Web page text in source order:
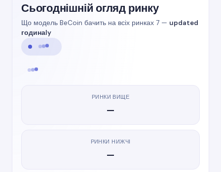
Сьогоднішній огляд ринку
Що модель BeCoin бачить на всіх ринках 7 — updated
годинаly
РИНКИ ВИЩЕ
—
РИНКИ НИЖЧІ
—